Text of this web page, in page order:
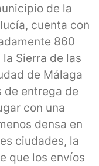
de la
cuenta con
860
Sierra de las
de Málaga
de entrega de
con una
densa en
ciudades, la
que los envíos